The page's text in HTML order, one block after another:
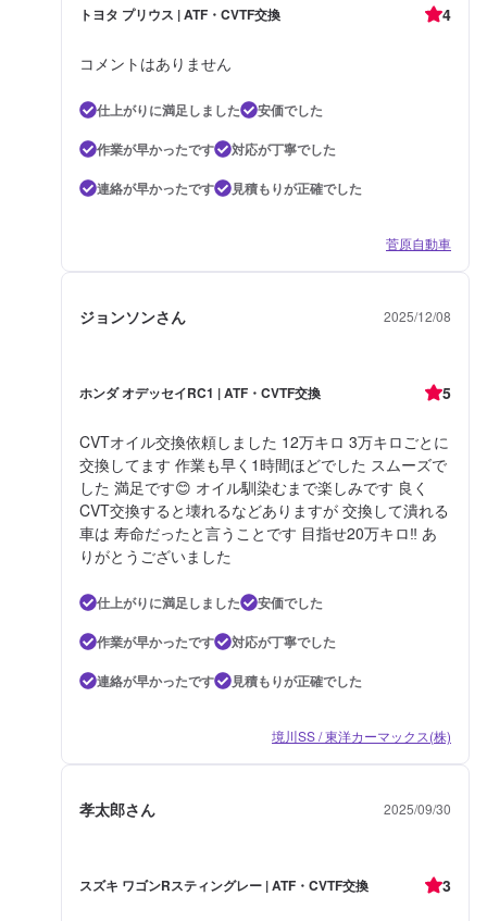
トヨタ プリウス | ATF・CVTF交換 4
コメントはありません
仕上がりに満足しました
安価でした
作業が早かったです
対応が丁寧でした
連絡が早かったです
見積もりが正確でした
菅原自動車
ジョンソンさん 2025/12/08
ホンダ オデッセイRC1 | ATF・CVTF交換 5
CVTオイル交換依頼しました 12万キロ 3万キロごとに
交換してます 作業も早く1時間ほどでした スムーズで
した 満足です😊 オイル馴染むまで楽しみです 良く
CVT交換すると壊れるなどありますが 交換して潰れる
車は 寿命だったと言うことです 目指せ20万キロ‼️ あ
りがとうございました
仕上がりに満足しました
安価でした
作業が早かったです
対応が丁寧でした
連絡が早かったです
見積もりが正確でした
境川SS / 東洋カーマックス(株)
孝太郎さん 2025/09/30
スズキ ワゴンRスティングレー | ATF・CVTF交換 3